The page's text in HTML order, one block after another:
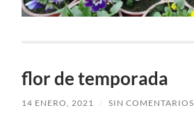
flor de temporada
14 ENERO, 2021 / SIN COMENTARIOS